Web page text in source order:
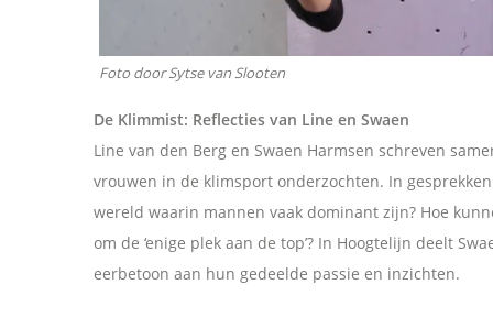
p
L
i
k
Foto door Sytse van Slooten
De Klimmist: Reflecties van Line en Swaen
Line van den Berg en Swaen Harmsen schreven
vrouwen in de klimsport onderzochten. In
wereld waarin mannen vaak dominant zijn? Hoe
om de ‘enige plek aan de top’? In Hoogtelijn deelt
eerbetoon aan hun gedeelde passie en inzichten.